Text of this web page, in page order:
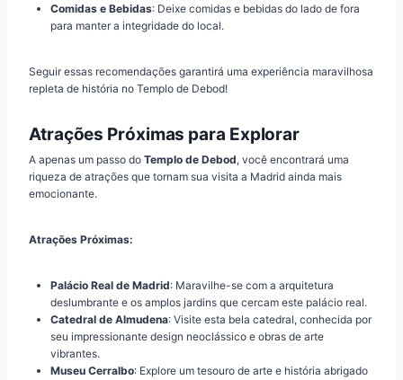
Comidas e Bebidas: Deixe comidas e bebidas do lado de fora
para manter a integridade do local.
Seguir essas recomendações garantirá uma experiência maravilhosa
repleta de história no Templo de Debod!
Atrações Próximas para Explorar
A apenas um passo do Templo de Debod, você encontrará uma
riqueza de atrações que tornam sua visita a Madrid ainda mais
emocionante.
Atrações Próximas:
Palácio Real de Madrid: Maravilhe-se com a arquitetura
deslumbrante e os amplos jardins que cercam este palácio real.
Catedral de Almudena: Visite esta bela catedral, conhecida por
seu impressionante design neoclássico e obras de arte
vibrantes.
Museu Cerralbo: Explore um tesouro de arte e história abrigado